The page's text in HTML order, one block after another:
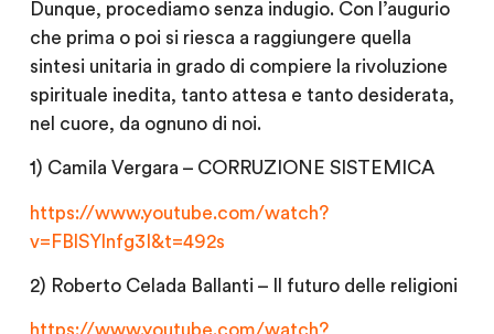
Dunque, procediamo senza indugio. Con l’augurio
che prima o poi si riesca a raggiungere quella
sintesi unitaria in grado di compiere la rivoluzione
spirituale inedita, tanto attesa e tanto desiderata,
nel cuore, da ognuno di noi.
1) Camila Vergara – CORRUZIONE SISTEMICA
https://www.youtube.com/watch?
v=FBlSYlnfg3I&t=492s
2) Roberto Celada Ballanti – Il futuro delle religioni